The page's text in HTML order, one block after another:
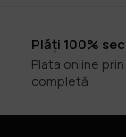
Plăți 100%
Plata online
completă